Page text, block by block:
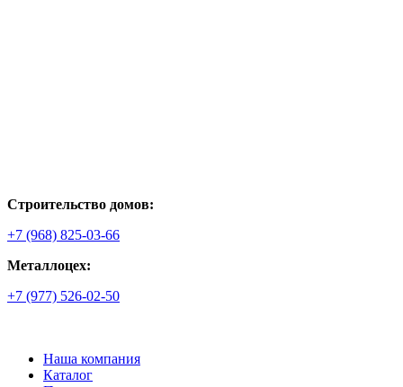
Строительство домов:
+7 (968) 825-03-66
Металлоцех:
+7 (977) 526-02-50
Наша компания
Каталог